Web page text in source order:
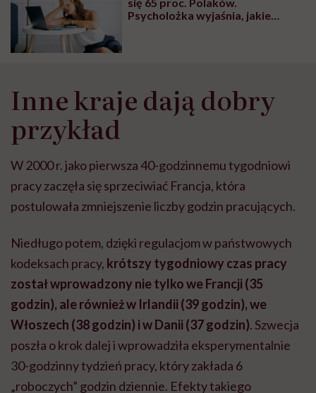
Psycholożka wyjaśnia, jakie
Inne kraje dają dobry
przykład
W 2000 r. jako pierwsza 40-godzinnemu tygodniowi
pracy zaczęła się sprzeciwiać Francja, która
postulowała zmniejszenie liczby godzin pracujących.
Niedługo potem, dzięki regulacjom w państwowych
kodeksach pracy, krótszy tygodniowy czas pracy
został wprowadzony nie tylko we Francji (35
godzin), ale również w Irlandii (39 godzin), we
Włoszech (38 godzin) i w Danii (37 godzin). Szwecja
poszła o krok dalej i wprowadziła eksperymentalnie
30-godzinny tydzień pracy, który zakłada 6
„roboczych” godzin dziennie. Efekty takiego